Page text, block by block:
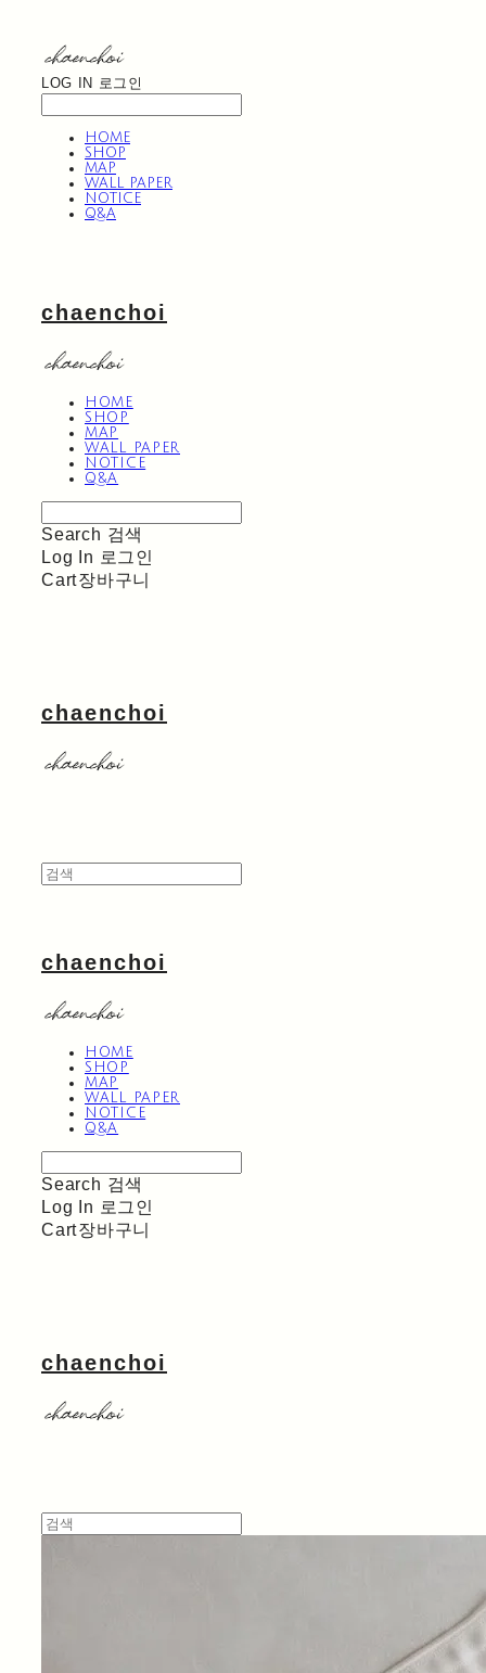
LOG IN 로그인
HOME
SHOP
MAP
WALL PAPER
NOTICE
Q&A
chaenchoi
HOME
SHOP
MAP
WALL PAPER
NOTICE
Q&A
Search 검색
Log In 로그인
Cart장바구니
chaenchoi
chaenchoi
HOME
SHOP
MAP
WALL PAPER
NOTICE
Q&A
Search 검색
Log In 로그인
Cart장바구니
chaenchoi